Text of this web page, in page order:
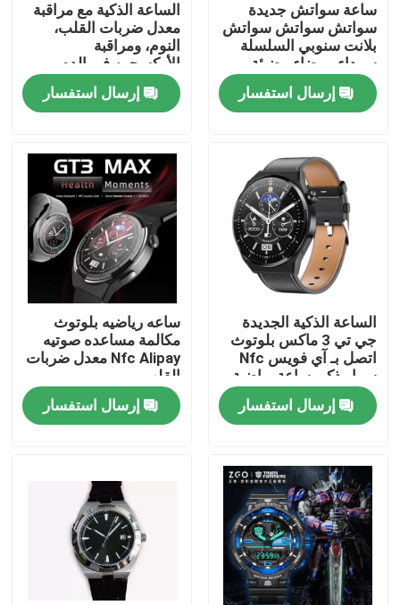
المنزل
فيديوهات
حولنا
جولة في المصنع
مراقبة الجودة
اتصل بنا
اطلب اقتباس
ساعة معصم ميكانيكية
ساعة يد كوارتز للرجال
ساعة سواتش جديدة
سواتش سواتش سواتش
بلانت سنوبي السلسلة
سوداء وبيضاء مضيئة
ساعة مقاومة للماء
إرسال استفسار
الساعة الذكية مع مراقبة
معدل ضربات القلب،
النوم، ومراقبة
الأوكسجين في الدم،
تصحيح الصورة التلقائي
لمعدل ضربات القلب
على مدار اليوم، مكبرات
إرسال استفسار
الساعة الذكية الجديدة
جي تي 3 ماكس بلوتوث
اتصل بـ آي فويس Nfc
سوار ذكي ساعة رياضية
إرسال استفسار
ساعه رياضيه بلوتوث
مكالمة مساعده صوتيه
Nfc Alipay معدل ضربات
القلب
إرسال استفسار